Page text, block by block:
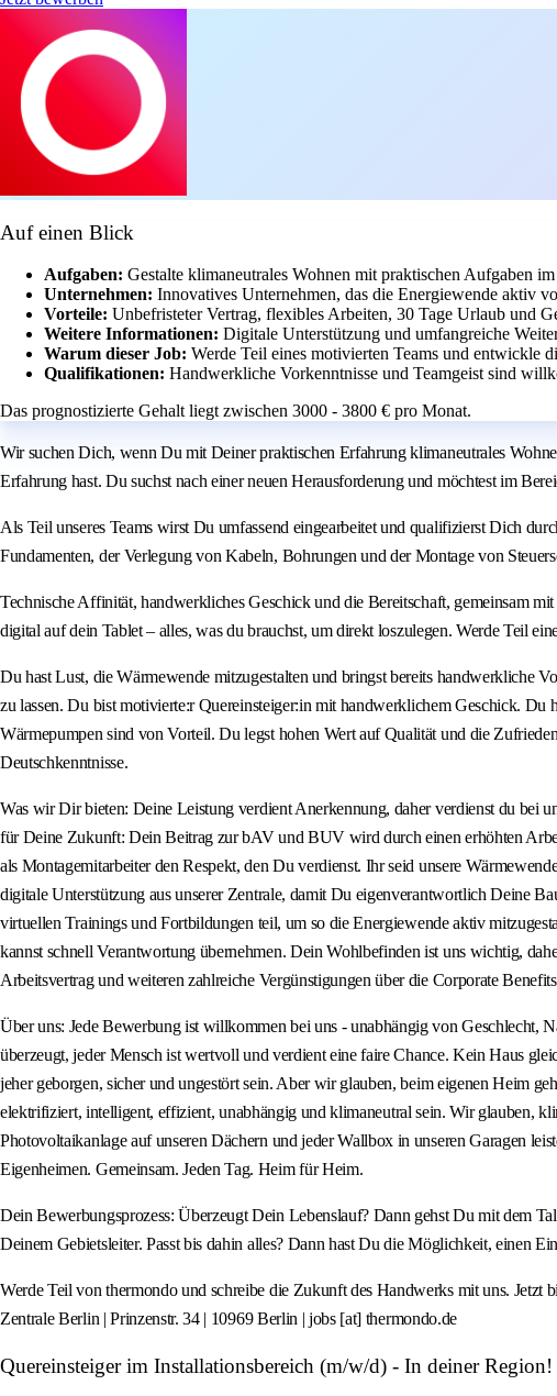
Auf einen Blick
Aufgaben: Gestalte klimaneutrales Wohnen mit praktischen Aufgaben
Unternehmen: Innovatives Unternehmen, das die Energiewende aktiv
Vorteile: Unbefristeter Vertrag, flexibles Arbeiten, 30 Tage Urlaub und
Weitere Informationen: Digitale Unterstützung und umfangreiche
Warum dieser Job: Werde Teil eines motivierten Teams und entwickle
Qualifikationen: Handwerkliche Vorkenntnisse und Teamgeist sind
Das prognostizierte Gehalt liegt zwischen 3000 - 3800 € pro Monat.
Wir suchen Dich, wenn Du mit Deiner praktischen Erfahrung klimaneutrales
Erfahrung hast. Du suchst nach einer neuen Herausforderung und möchtest im
Als Teil unseres Teams wirst Du umfassend eingearbeitet und qualifizierst Dich
Fundamenten, der Verlegung von Kabeln, Bohrungen und der Montage von
Technische Affinität, handwerkliches Geschick und die Bereitschaft, gemeinsam
digital auf dein Tablet – alles, was du brauchst, um direkt loszulegen. Werde Teil
Du hast Lust, die Wärmewende mitzugestalten und bringst bereits handwerkliche
zu lassen. Du bist motivierte:r Quereinsteiger:in mit handwerklichem Geschick.
Wärmepumpen sind von Vorteil. Du legst hohen Wert auf Qualität und die
Deutschkenntnisse.
Was wir Dir bieten: Deine Leistung verdient Anerkennung, daher verdienst du bei
für Deine Zukunft: Dein Beitrag zur bAV und BUV wird durch einen erhöhten
als Montagemitarbeiter den Respekt, den Du verdienst. Ihr seid unsere
digitale Unterstützung aus unserer Zentrale, damit Du eigenverantwortlich Deine
virtuellen Trainings und Fortbildungen teil, um so die Energiewende aktiv
kannst schnell Verantwortung übernehmen. Dein Wohlbefinden ist uns wichtig,
Arbeitsvertrag und weiteren zahlreiche Vergünstigungen über die Corporate
Über uns: Jede Bewerbung ist willkommen bei uns - unabhängig von Geschlecht,
überzeugt, jeder Mensch ist wertvoll und verdient eine faire Chance. Kein Haus
jeher geborgen, sicher und ungestört sein. Aber wir glauben, beim eigenen Heim
elektrifiziert, intelligent, effizient, unabhängig und klimaneutral sein. Wir glauben,
Photovoltaikanlage auf unseren Dächern und jeder Wallbox in unseren Garagen
Eigenheimen. Gemeinsam. Jeden Tag. Heim für Heim.
Dein Bewerbungsprozess: Überzeugt Dein Lebenslauf? Dann gehst Du mit dem
Deinem Gebietsleiter. Passt bis dahin alles? Dann hast Du die Möglichkeit, einen
Werde Teil von thermondo und schreibe die Zukunft des Handwerks mit uns.
Zentrale Berlin | Prinzenstr. 34 | 10969 Berlin | jobs [at] thermondo.de
Quereinsteiger im Installationsbereich (m/w/d) - In deiner